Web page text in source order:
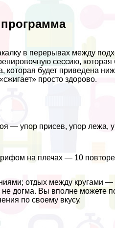
в перерывах между
сессию, которая
которая будет приведена
просто здорово.
— упор присев, упор лежа,
на плечах — 10
отдых между кругами —
догма. Вы вполне можете
по своему вкусу.